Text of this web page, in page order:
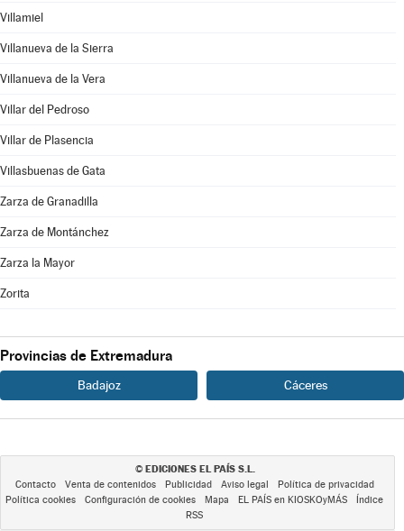
Villamiel
Villanueva de la Sierra
Villanueva de la Vera
Villar del Pedroso
Villar de Plasencia
Villasbuenas de Gata
Zarza de Granadilla
Zarza de Montánchez
Zarza la Mayor
Zorita
Provincias de Extremadura
Badajoz Cáceres
© EDICIONES EL PAÍS S.L.
Contacto Venta de contenidos Publicidad Aviso legal
Política de privacidad
Política cookies
Configuración de cookies Mapa EL PAÍS en KIOSKOyMÁS
Índice
RSS